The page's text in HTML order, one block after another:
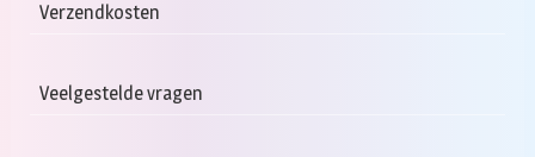
Verzendkosten
Veelgestelde vragen